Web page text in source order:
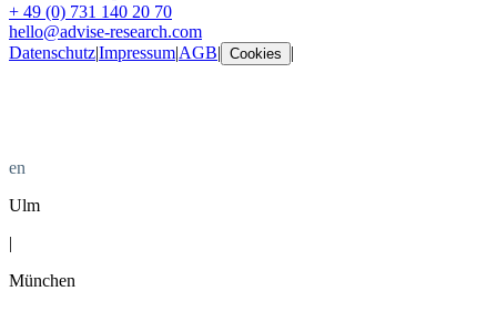
+ 49 (0) 731 140 20 70
hello@advise-research.com
Datenschutz|Impressum|AGB| Cookies |
en
Ulm
|
München